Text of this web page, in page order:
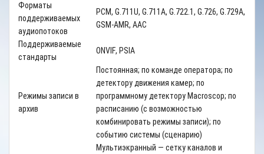
Форматы
поддерживаемых
аудиопотоков
PCM, G.711U, G.711A, G.722.1, G.726, G.729A,
GSM-AMR, AAC
Поддерживаемые
стандарты
ONVIF, PSIA
Режимы записи в
архив
Постоянная; по команде оператора; по
детектору движения камер; по
программному детектору Macroscop; по
расписанию (с возможностью
комбинировать режимы записи); по
событию системы (сценарию)
Мультиэкранный — сетку каналов и